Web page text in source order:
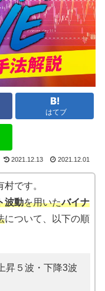
はてブ
2021.12.13 2021.12.01
です。
波動を用いたバイナ
について、以下の順
昇５波・下降3波